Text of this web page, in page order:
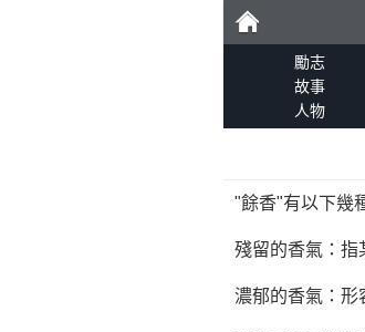
勵
勵志
故事
人物
"餘香"有以下幾
殘留的香氣：指
濃郁的香氣：形